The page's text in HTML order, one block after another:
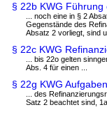
§ 22b KWG
... noch eine in § 2
Gegenstände des
Absatz 2 vorliegt, sind
§ 22c KWG
... bis 22o gelten
Abs. 4 für einen ...
§ 22g KWG
... des
Satz 2 beachtet sind,